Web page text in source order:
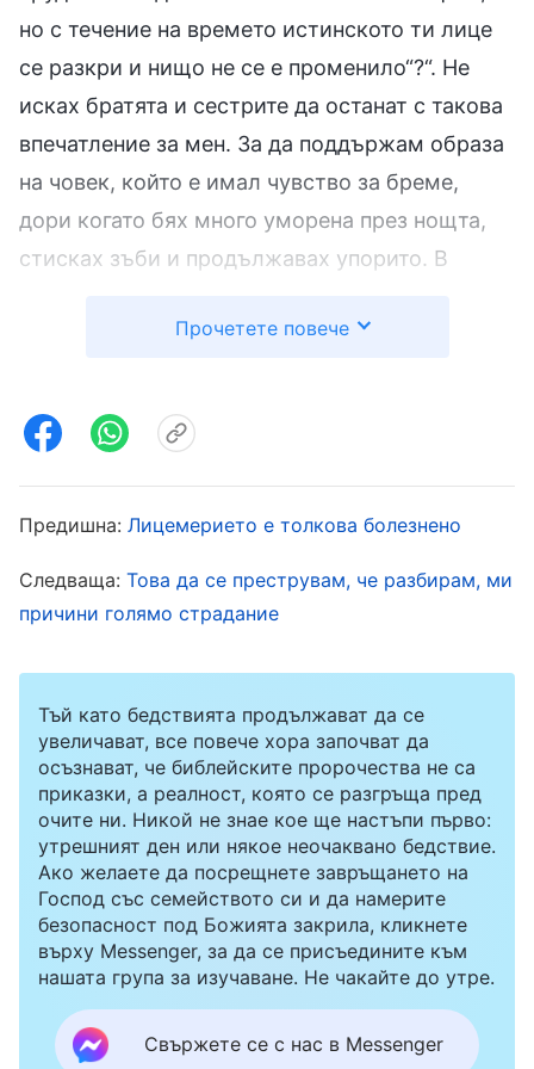
но с течение на времето истинското ти лице
се разкри и нищо не се е променило“?“. Не
исках братята и сестрите да останат с такова
впечатление за мен. За да поддържам образа
на човек, който е имал чувство за бреме,
дори когато бях много уморена през нощта,
стисках зъби и продължавах упорито. В
прекалено дълго от страх братята и сестрите
Понякога, когато не дремвах по обед и се
чувствах наистина уморена, изпивах чаша
кафе, за да остана бодра. Понякога, когато
работех до късно през нощта и виждах, че
сестри в различни часови зони ми изпращаха
съобщения, дори да си бях легнала, им
отговарях. Винаги, когато казваха: „Толкова е
късно, а ти все още не си заспала. Почини си
малко!“, чувствах вътрешна радост, тъй като
си мислех, че братята и сестрите виждат
усилията ми. Когато накрая висшестоящият
водач ме попиташе за представянето ми,
независимо от това как се е получила
работата ми, моето отношение към
изпълнението на дълга ми щеше да бъде
Прочетете повече
Предишна: Лицемерието е толкова болезнено
Следваща: Това да се преструвам, че разбирам, ми
причини голямо страдание
Тъй като бедствията продължават да се
увеличават, все повече хора започват да
осъзнават, че библейските пророчества не са
приказки, а реалност, която се разгръща пред
очите ни. Никой не знае кое ще настъпи първо:
утрешният ден или някое неочаквано бедствие.
Ако желаете да посрещнете завръщането на
Господ със семейството си и да намерите
безопасност под Божията закрила, кликнете
върху Messenger, за да се присъедините към
нашата група за изучаване. Не чакайте до утре.
Свържете се с нас в Messenger